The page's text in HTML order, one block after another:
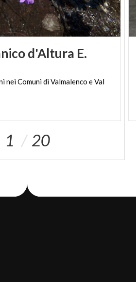
d'Altura E.
neiComunidiValmalenco eVal
1 20